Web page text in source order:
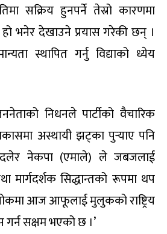
सक्रिय हुनपर्ने तेस्रो कारणमा
भनेर देखाउने प्रयास गरेकी छन् ।
स्थापित गर्नु विद्याको ध्येय
निधनले पार्टीको वैचारिक
अस्थायी झट्का पुर्‍याए पनि
नेकपा (एमाले) ले जबजलाई
मार्गदर्शक सिद्धान्तको रूपमा थप
आज आफूलाई मुलुकको राष्ट्रिय
सक्षम भएको छ ।’